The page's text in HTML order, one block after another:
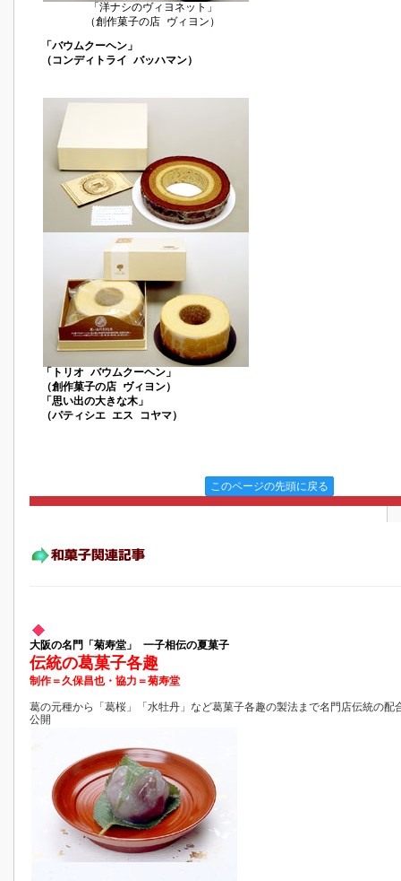
「洋ナシのヴィヨネット」
（創作菓子の店 ヴィヨン）
「バウムクーヘン」
（コンディトライ バッハマン）
「トリオ バウムクーヘン」
（創作菓子の店 ヴィヨン）
「思い出の大きな木」
（パティシエ エス コヤマ）
このページの先頭に戻る
大阪の名門「菊寿堂」 一子相伝の夏菓子
伝統の葛菓子各趣
制作＝久保昌也・協力＝菊寿堂
葛の元種から「葛桜」「水牡丹」など葛菓子各趣の製法まで名門店伝統の配
公開